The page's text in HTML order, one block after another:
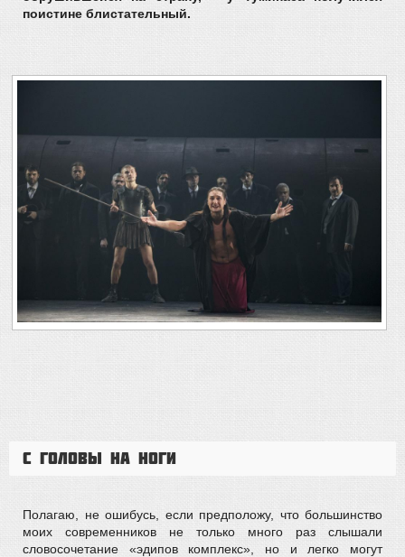
поистине блистательный.
С головы на ноги
Полагаю, не ошибусь, если предположу, что большинство
моих современников не только много раз слышали
словосочетание «эдипов комплекс», но и легко могут